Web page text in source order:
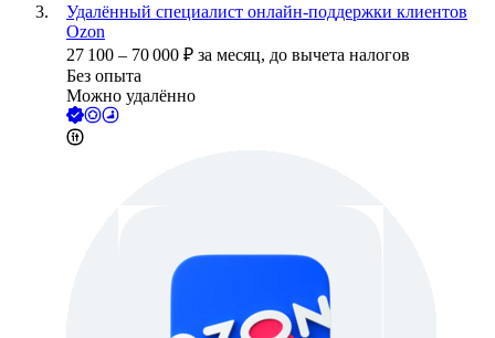
Удалённый специалист онлайн-поддержки клиентов
Ozon
27 100 – 70 000 ₽ за месяц, до вычета налогов
Без опыта
Можно удалённо